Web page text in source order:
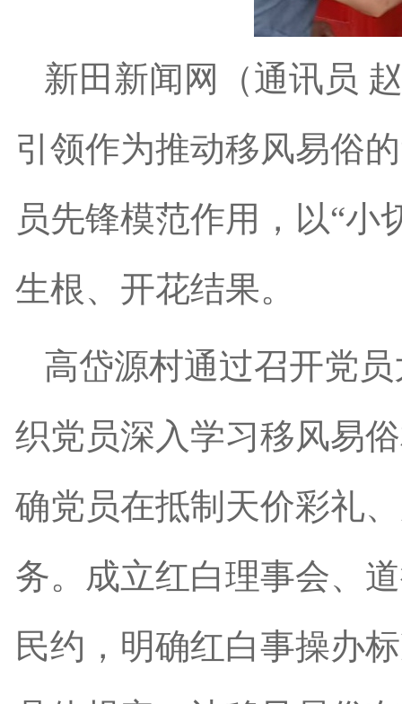
新田新闻网（通讯员
引领作为推动移风易俗
员先锋模范作用，以“小
生根、开花结果。
高岱源村通过召开党
织党员深入学习移风易
确党员在抵制天价彩礼
务。成立红白理事会、
民约，明确红白事操办